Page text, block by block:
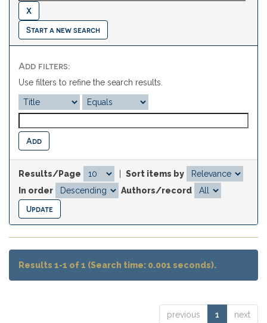
Start a new search
Add filters:
Use filters to refine the search results.
Results/Page
Sort items by
In order
Authors/record
Results 1-1 of 1 (Search time: 0.001 seconds).
previous 1 next